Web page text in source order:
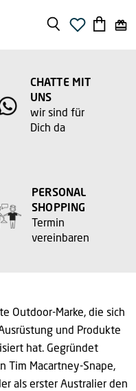
CHATTE MIT
UNS
wir sind für
Dich da
PERSONAL
SHOPPING
Termin
vereinbaren
Outdoor-Marke, die sich
und Produkte
hat. Gegründet
Tim Macartney-Snape,
als erster Australier den